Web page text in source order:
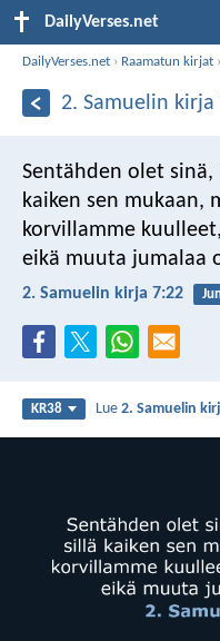
DailyVerses.net
DailyVerses.net › Raamatun kirjat
2. Samuelin kirja
Sentähden olet sinä,
kaiken sen mukaan,
korvillamme
eikä muuta jumalaa
2. Samuelin kirja 7:22
KR38 Lue2. Samuelin